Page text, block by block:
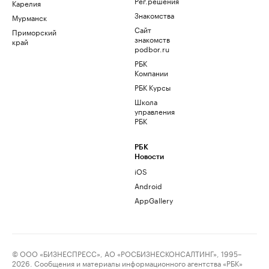
Карелия
Мурманск
Приморский
край
Знакомства
Сайт
знакомств
podbor.ru
РБК
Компании
РБК Курсы
Школа
управления
РБК
РБК
Новости
iOS
Android
AppGallery
© ООО «БИЗНЕСПРЕСС», АО «РОСБИЗНЕСКОНСАЛТИНГ», 1995–
2026. Сообщения и материалы информационного агентства «РБК»